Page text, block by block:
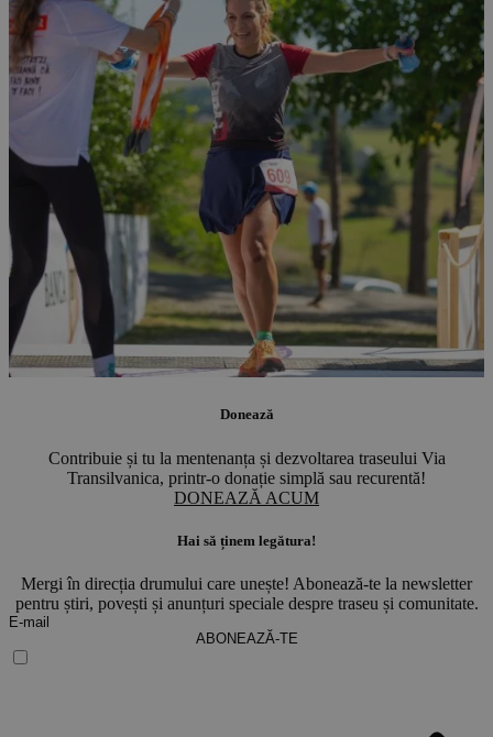
Donează
Contribuie și tu la mentenanța și dezvoltarea traseului Via
Transilvanica, printr-o donație simplă sau recurentă!
DONEAZĂ ACUM
Hai să ținem legătura!
Mergi în direcția drumului care unește! Abonează-te la newsletter
pentru știri, povești și anunțuri speciale despre traseu și comunitate.
ABONEAZĂ-TE